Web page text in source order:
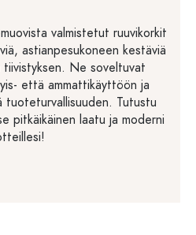
valmistetut ruuvikorkit
astianpesukoneen kestäviä
Ne soveltuvat
että ammattikäyttöön ja
tuoteturvallisuuden. Tutustu
pitkäikäinen laatu ja moderni